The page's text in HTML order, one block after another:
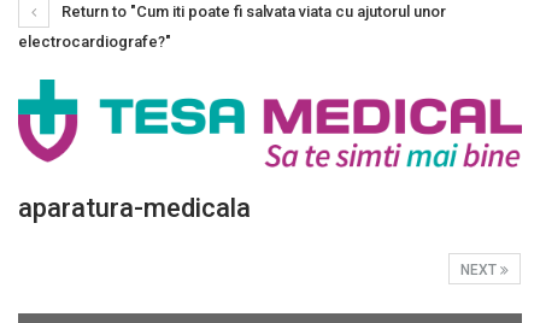
Return to "Cum iti poate fi salvata viata cu ajutorul unor
electrocardiografe?"
aparatura-medicala
NEXT